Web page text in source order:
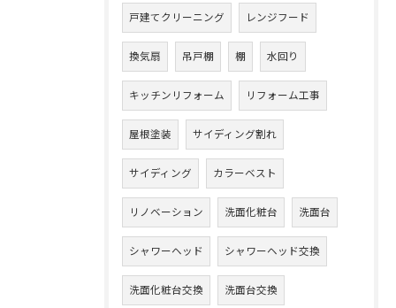
戸建てクリーニング レンジフード
換気扇 吊戸棚 棚 水回り
キッチンリフォーム リフォーム工事
屋根塗装 サイディング割れ
サイディング カラーベスト
リノベーション 洗面化粧台 洗面台
シャワーヘッド シャワーヘッド交換
洗面化粧台交換 洗面台交換